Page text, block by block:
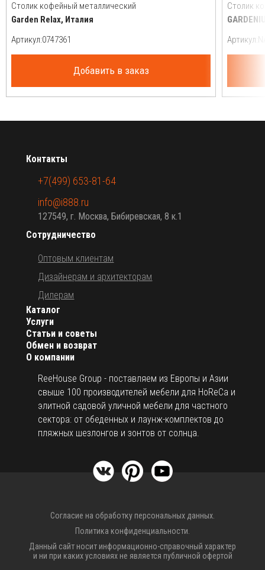
Столик кофейный металлический
Garden Relax, Италия
Артикул:
Добавить в заказ
Столик
Артикул:
О компании
ReeHouse Group - поставляем из Европы и Азии
свыше 100 производителей мебели для HoReCa и
элитной садовой уличной мебели для частного
сектора: от обеденных и лаунж-комплектов до
пляжных шезлонгов и зонтов от солнца.
Каталог
Услуги
Статьи и советы
Обмен и возврат
Сотрудничество
Оптовым клиентам
Дизайнерам и архитекторам
Дилерам
Контакты
+7(499) 653-81-64
info@i888.ru
127549, г. Москва, Бибиревская, 8 к.1
Согласие на обработку персональных данных.
Политика конфиденциальности.
Данный сайт носит информационно-справочный характер
и ни при каких условиях не является публичной офертой